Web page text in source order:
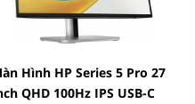
Hình HP Series 5 Pro 27
QHD 100Hz IPS USB-C